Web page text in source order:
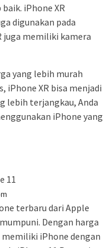
iPhone XR
digunakan pada
juga memiliki kamera
yang lebih murah
iPhone XR bisa menjadi
lebih terjangkau, Anda
iPhone yang
terbaru dari Apple
Dengan harga
memiliki iPhone dengan